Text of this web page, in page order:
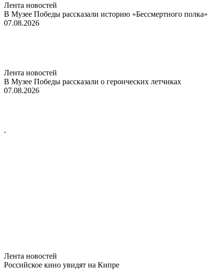
Лента новостей
В Музее Победы рассказали историю «Бессмертного полка»
07.08.2026
Лента новостей
В Музее Победы рассказали о героических летчиках
07.08.2026
Лента новостей
Российское кино увидят на Кипре